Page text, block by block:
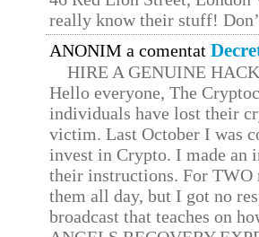
really know their stuff!
ANONIM a comentat
HIRE A GENUINE
Hello everyone, The
individuals have lost their
victim. Last October I was
invest in Crypto. I made
their instructions. For TWO
them all day, but I got no
broadcast that teaches on